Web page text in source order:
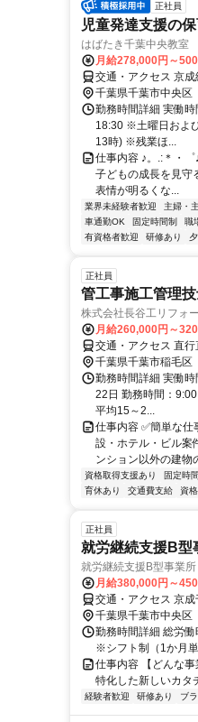
正社員
児童発達支援の
はばたき千葉中央教室
月給278,000円～
交通・アクセス 京
千葉県千葉市中央区
勤務時間詳細 実働
18:30 ※土曜日およ
13時) ※残業ほ...
仕事内容 ♪。.:＊・
子どもの成長を見守
表情が明るくな...
業界未経験者歓迎 主婦・
車通勤OK
固定時間制 職
有資格者歓迎
研修あり
正社員
管工事施工管理
株式会社長谷工リフォ
月給260,000円～
交通・アクセス 直行
千葉県千葉市稲毛区
勤務時間詳細 実働
22日 勤務時間：
平均15～2...
仕事内容 ✅簡単な
設・ホテル・ビル案
ンション以外の建物
資格取得支援あり 固定時
育休あり
交通費支給 資
正社員
就労継続支援B型
就労継続支援B型事業
月給380,000円～
交通・アクセス 京
千葉県千葉市中央区
勤務時間詳細 総労
※シフト制（1か月単
仕事内容 【どんな
特化した新しいカタ
経験者歓迎 研修あり ブ